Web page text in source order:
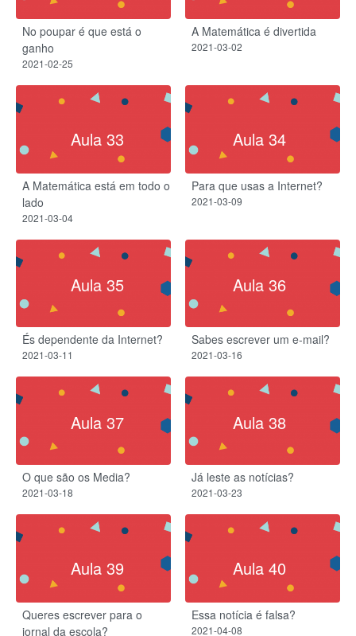
No poupar é que está o
ganho
2021-02-25
A Matemática é divertida
2021-03-02
Aula 33
A Matemática está em todo o
lado
2021-03-04
Aula 34
Para que usas a Internet?
2021-03-09
Aula 35
És dependente da Internet?
2021-03-11
Aula 36
Sabes escrever um e-mail?
2021-03-16
Aula 37
O que são os Media?
2021-03-18
Aula 38
Já leste as notícias?
2021-03-23
Aula 39
Queres escrever para o
jornal da escola?
Aula 40
Essa notícia é falsa?
2021-04-08